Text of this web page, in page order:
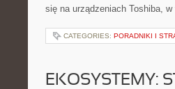
się na urządzeniach Toshiba,
CATEGORIES: PORADNIKI I
EKOSYSTEMY: